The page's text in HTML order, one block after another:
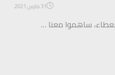
31 مارس 2021
ساهموا معنا …